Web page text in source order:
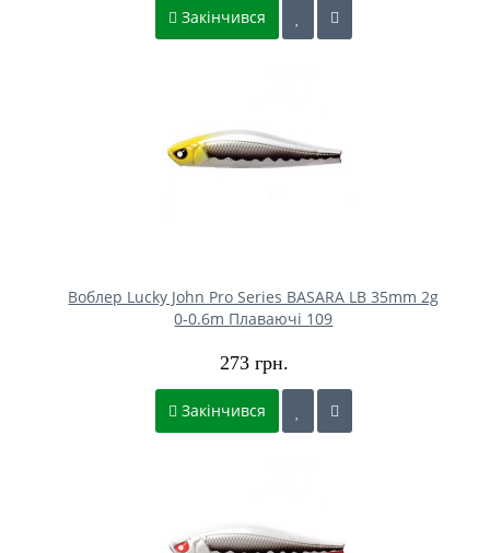
Закінчився
Воблер Lucky John Pro Series BASARA LB 35mm 2g
0-0.6m Плаваючі 109
273 грн.
Закінчився